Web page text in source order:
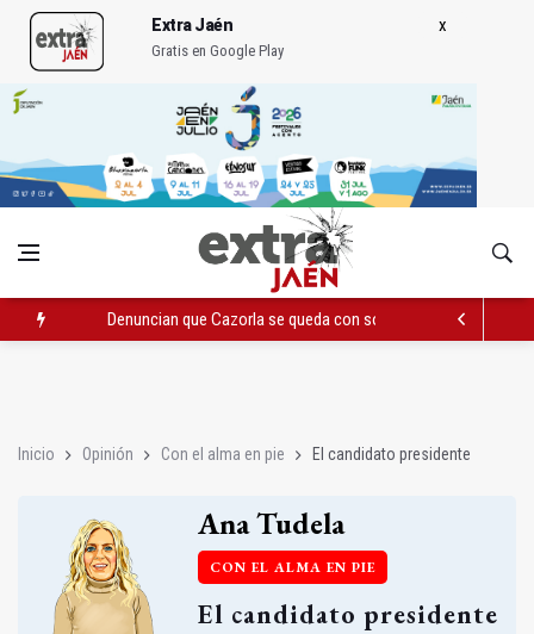
Extra Jaén
Gratis en Google Play
Denuncian que Cazorla se queda con solo dos bomberos por
Inicio Opinión Con el alma en pie El candidato presidente
Ana Tudela
CON EL ALMA EN PIE
El candidato presidente